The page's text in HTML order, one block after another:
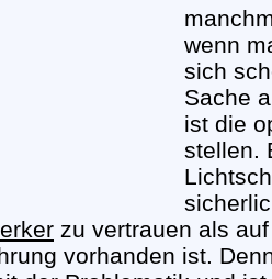
wenn
sich
Sache
ist die
stellen.
zu vertrauen als
vorhanden ist.